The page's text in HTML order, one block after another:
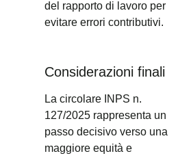
del rapporto di lavoro per
evitare errori contributivi.
Considerazioni finali
La circolare INPS n.
127/2025 rappresenta un
passo decisivo verso una
maggiore equità e